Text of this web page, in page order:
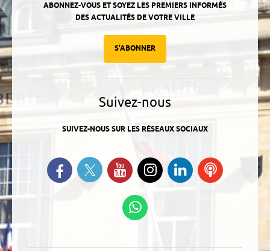
ABONNEZ-VOUS ET SOYEZ LES PREMIERS INFORMÉS
DES ACTUALITÉS DE VOTRE VILLE
S'ABONNER
Suivez-nous
SUIVEZ-NOUS SUR LES RÉSEAUX SOCIAUX
Retrouvez-nous sur Facebook
Suivez-nous sur Twitter
Suivez-nous sur YouTube
Suivez-nous sur
Instagram
Retrouvez-
nous sur
Ecoutez